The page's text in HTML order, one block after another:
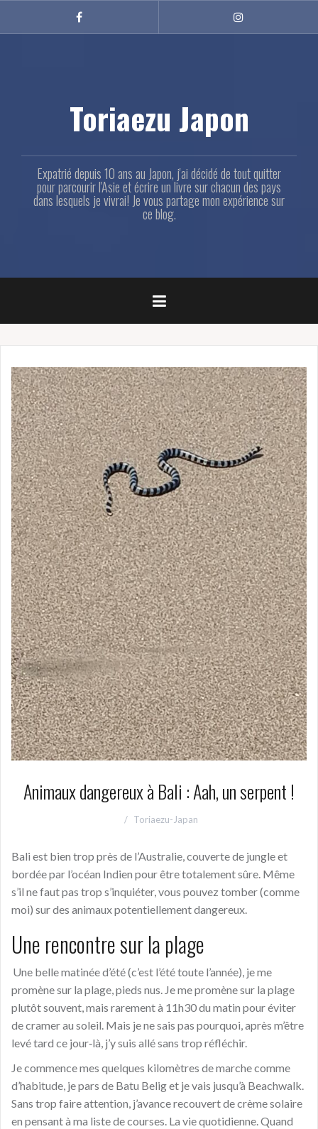
Facebook
Toriaezu Japon
Expatrié depuis 10 ans au Japon, j'ai décidé de tout quitter
pour parcourir l'Asie et écrire un livre sur chacun des pays
dans lesquels je vivrai! Je vous partage mon expérience sur
ce blog.
Animaux dangereux à Bali : Aah, un serpent !
Toriaezu-Japan
Bali est bien trop près de l’Australie, couverte de jungle et
bordée par l’océan Indien pour être totalement sûre. Même
s’il ne faut pas trop s’inquiéter, vous pouvez tomber (comme
moi) sur des animaux potentiellement dangereux.
Une rencontre sur la plage
Une belle matinée d’été (c’est l’été toute l’année), je me
promène sur la plage, pieds nus. Je me promène sur la plage
plutôt souvent, mais rarement à 11h30 du matin pour éviter
de cramer au soleil. Mais je ne sais pas pourquoi, après m’être
levé tard ce jour‑là, j’y suis allé sans trop réfléchir.
Je commence mes quelques kilomètres de marche comme
d’habitude, je pars de Batu Belig et je vais jusqu’à Beachwalk.
Sans trop faire attention, j’avance recouvert de crème solaire
en pensant à ma liste de courses. La vie quotidienne. Quand